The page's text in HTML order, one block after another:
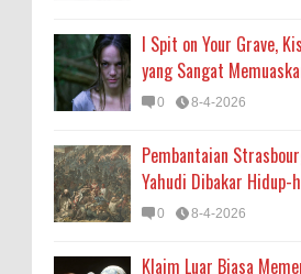
I Spit on Your Grave,
yang Sangat
0 8-4-2026
Pembantaian
Yahudi Dibakar Hidup-
0 8-4-2026
Klaim Luar Biasa